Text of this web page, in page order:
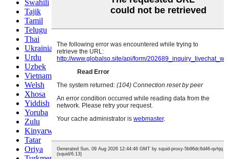
Swahili
Tajik
Tamil
Telugu
Thai
Ukrainian
Urdu
Uzbek
Vietnamese
Welsh
Xhosa
Yiddish
Yoruba
Zulu
Kinyarwanda
Tatar
Oriya